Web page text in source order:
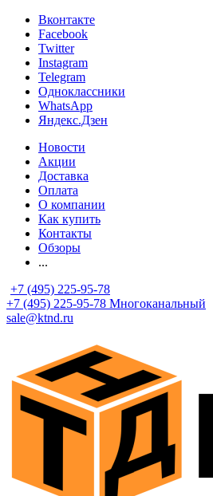
Вконтакте
Facebook
Twitter
Instagram
Telegram
Одноклассники
WhatsApp
Яндекс.Дзен
Новости
Акции
Доставка
Оплата
О компании
Как купить
Контакты
Обзоры
...
+7 (495) 225-95-78
+7 (495) 225-95-78 Многоканальный
sale@ktnd.ru